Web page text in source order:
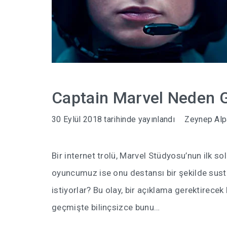
Captain Marvel Neden
30 Eylül 2018 tarihinde yayınlandı Zeynep
Bir internet trolü, Marvel Stüdyosu’nun ilk
oyuncumuz ise onu destansı bir şekilde
istiyorlar? Bu olay, bir açıklama gerektirecek
geçmişte bilinçsizce bunu…